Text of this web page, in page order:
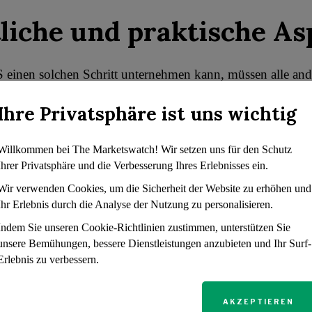
und praktische
solchen Schritt unternehmen kann, müssen alle
„ausgeschöpft“ worden sein. Das bedeutet, dass der
wie z.B. ein Bundessteuerpfandrecht, nicht
haben die Möglichkeit der Bundesregierung, Pässe
bestätigt, wie die jüngsten Fälle Franklin v.
States Department of State zeigen.
Rechtsbehelfe für
Reisende
entzieht einen Reisepass nicht ohne
als ernsthaft säumig einstuft, schickt er dem
Privatsphäre ist uns wichtig
bei The Marketswatch! Wir setzen uns für den Schutz
Privatsphäre und die Verbesserung Ihres Erlebnisses ein.
verwenden Cookies, um die Sicherheit der Website zu erhöhen und
Erlebnis durch die Analyse der Nutzung zu personalisieren.
Sie unseren Cookie-Richtlinien zustimmen, unterstützen Sie
Bemühungen, bessere Dienstleistungen anzubieten und Ihr Surf-
zu verbessern.
AKZEPTIEREN